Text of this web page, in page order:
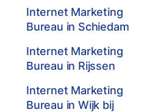
Internet Marketing
Bureau in Schiedam
Internet Marketing
Bureau in Rijssen
Internet Marketing
Bureau in Wijk bij